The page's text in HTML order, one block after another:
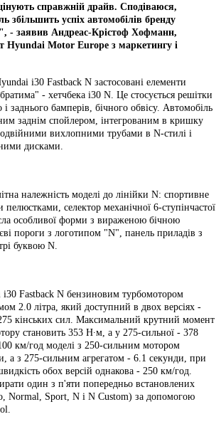
справжній драйв. Сподіваюся,
збільшить успіх автомобілів бренду
- заявив Андреас-Крістоф Хофманн,
Hyundai Motor Europe з маркетингу і
i30 Fastback N застосовані елементи
- хетчбека i30 N. Це стосується решітки
і заднього бамперів, бічного обвісу. Автомобіль
заднім спойлером, інтегрованим в кришку
вихлопними трубами в N-стилі і
дисками.
належність моделі до лінійки N: спортивне
селектор механічної 6-ступінчастої
особливої ​​форми з вираженою бічною
пороги з логотипом "N", панель приладів з
буквою N.
Fastback N бензиновим турбомотором
2.0 літра, який доступний в двох версіях -
кінських сил. Максимальний крутний момент
становить 353 Н∙м, а у 275-сильної - 378
км/год моделі з 250-сильним мотором
а з 275-сильним агрегатом - 6.1 секунди, при
обох версій однакова - 250 км/год.
один з п'яти попередньо встановлених
Normal, Sport, N і N Custom) за допомогою